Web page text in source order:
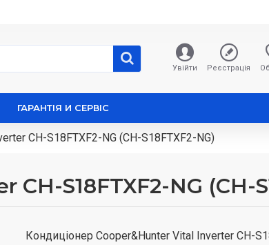
Увійти Реєстрація
ГАРАНТІЯ И СЕРВІС
CH-S18FTXF2-NG (CH-S18FTXF2-NG)
S18FTXF2-NG (CH-
Кондиціонер Cooper&Hunter Vital Inverter CH-